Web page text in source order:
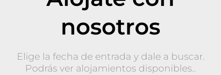
nosotros
Elige la fecha de entrada y dale a buscar.
Podrás ver alojamientos disponibles..